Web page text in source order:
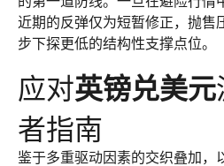
近期的反弹仅为短暂修正，抛售
步下探更低的结构性支撑点位。
应对英镑兑美元
者指南
鉴于多重驱动因素的交织叠加，